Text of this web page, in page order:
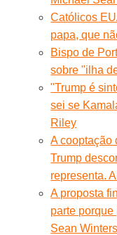
Católicos
papa, que
Bispo de
sobre "ilha
"Trump é
sei se
Riley
A cooptação
Trump
representa.
A proposta
parte porque
Sean Winters